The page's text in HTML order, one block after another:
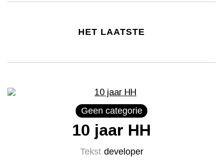
HET LAATSTE
Geen categorie
10 jaar HH
Tekst developer